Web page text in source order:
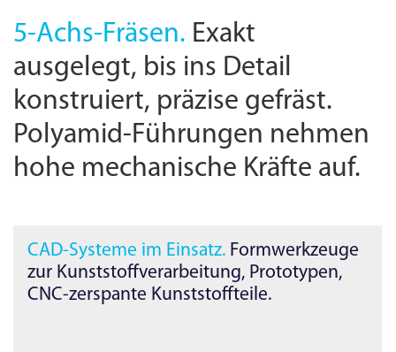
5-Achs-Fräsen. Exakt
ausgelegt, bis ins Detail
konstruiert, präzise gefräst.
Polyamid-Führungen nehmen
hohe mechanische Kräfte auf.
CAD-Systeme im Einsatz. Form­werkzeuge
zur Kunststoffverarbeitung, Prototypen,
CNC-zerspante Kunststoffteile.